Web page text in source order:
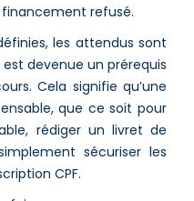
financement refusé.
les attendus sont
devenue un prérequis
Cela signifie qu’une
que ce soit pour
rédiger un livret de
sécuriser les
CPF.